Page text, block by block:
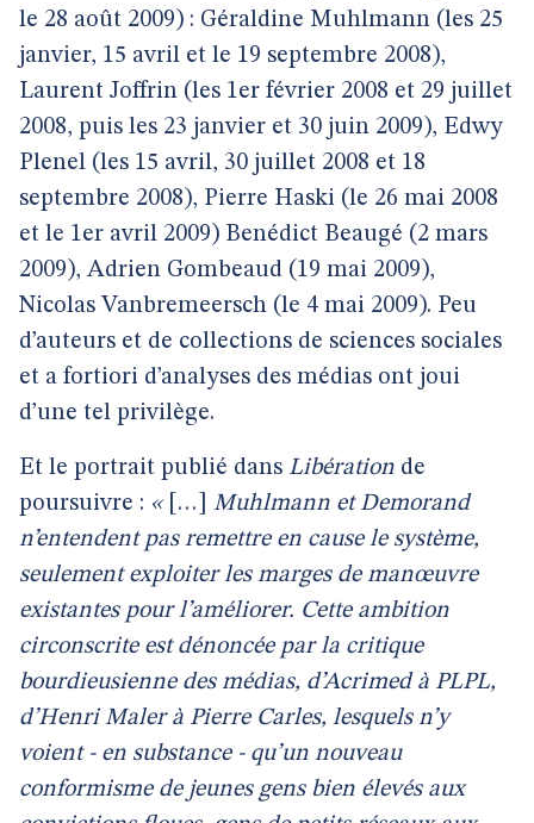
le 28 août 2009) : Géraldine Muhlmann (les 25
janvier, 15 avril et le 19 septembre 2008),
Laurent Joffrin (les 1er février 2008 et 29 juillet
2008, puis les 23 janvier et 30 juin 2009), Edwy
Plenel (les 15 avril, 30 juillet 2008 et 18
septembre 2008), Pierre Haski (le 26 mai 2008
et le 1er avril 2009) Benédict Beaugé (2 mars
2009), Adrien Gombeaud (19 mai 2009),
Nicolas Vanbremeersch (le 4 mai 2009). Peu
d’auteurs et de collections de sciences sociales
et a fortiori d’analyses des médias ont joui
d’une tel privilège.
Et le portrait publié dans Libération de
poursuivre : « […] Muhlmann et Demorand
n’entendent pas remettre en cause le système,
seulement exploiter les marges de manœuvre
existantes pour l’améliorer. Cette ambition
circonscrite est dénoncée par la critique
bourdieusienne des médias, d’Acrimed à PLPL,
d’Henri Maler à Pierre Carles, lesquels n’y
voient - en substance - qu’un nouveau
conformisme de jeunes gens bien élevés aux